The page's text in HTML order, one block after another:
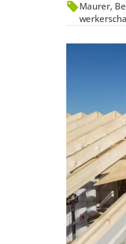
Maurer,